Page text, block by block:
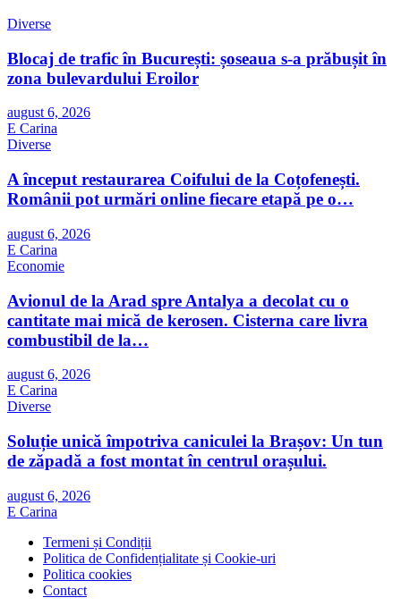
Diverse
Blocaj de trafic în București: șoseaua s-a prăbușit în
zona bulevardului Eroilor
august 6, 2026
E Carina
Diverse
A început restaurarea Coifului de la Coțofenești.
Românii pot urmări online fiecare etapă pe o…
august 6, 2026
E Carina
Economie
Avionul de la Arad spre Antalya a decolat cu o
cantitate mai mică de kerosen. Cisterna care livra
combustibil de la…
august 6, 2026
E Carina
Diverse
Soluție unică împotriva caniculei la Brașov: Un tun
de zăpadă a fost montat în centrul orașului.
august 6, 2026
E Carina
Termeni și Condiții
Politica de Confidențialitate și Cookie-uri
Politica cookies
Contact